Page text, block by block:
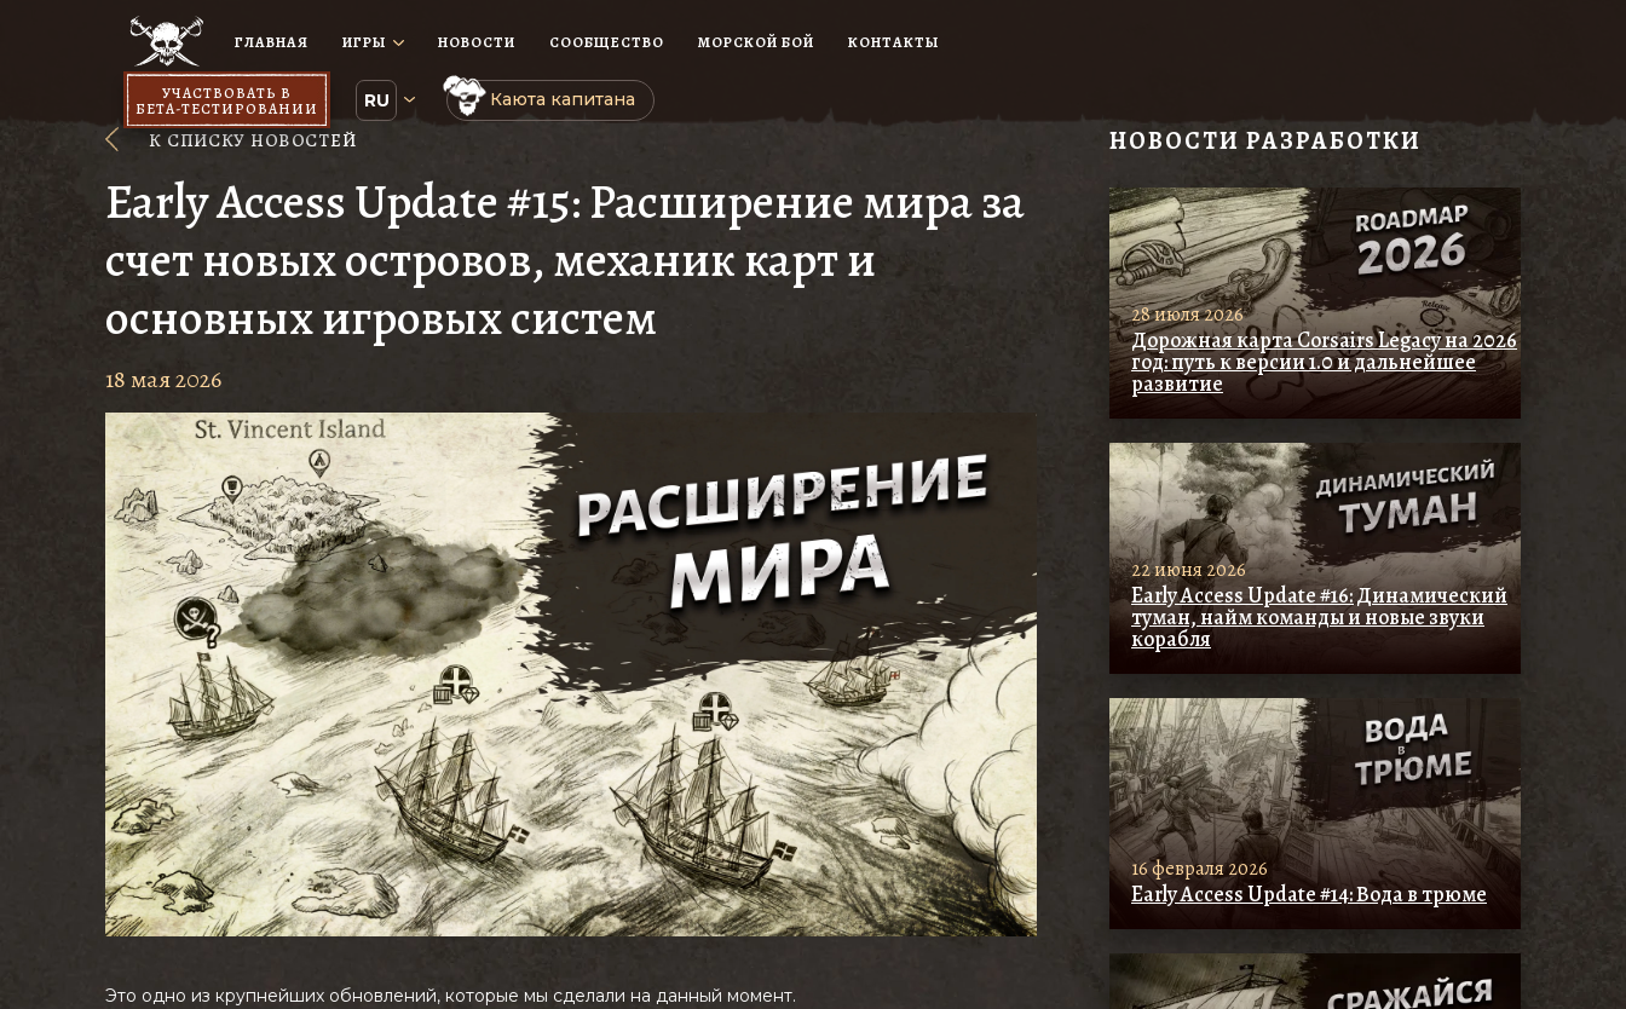
ГЛАВНАЯ ИГРЫ НОВОСТИ СООБЩЕСТВО МОРСКОЙ БОЙ КОНТАКТЫ
УЧАСТВОВАТЬ В
БЕТА-ТЕСТИРОВАНИИ
RU Каюта капитана
К СПИСКУ НОВОСТЕЙ
Early Access Update #15: Расширение мира за
счет новых островов, механик карт и
основных игровых систем
18 мая 2026
Это одно из крупнейших обновлений, которые мы сделали на данный момент.
НОВОСТИ РАЗРАБОТКИ
28 июля 2026
Дорожная карта Corsairs Legacy на 2026
год: путь к версии 1.0 и дальнейшее
развитие
22 июня 2026
Early Access Update #16: Динамический
туман, найм команды и новые звуки
корабля
16 февраля 2026
Early Access Update #14: Вода в трюме